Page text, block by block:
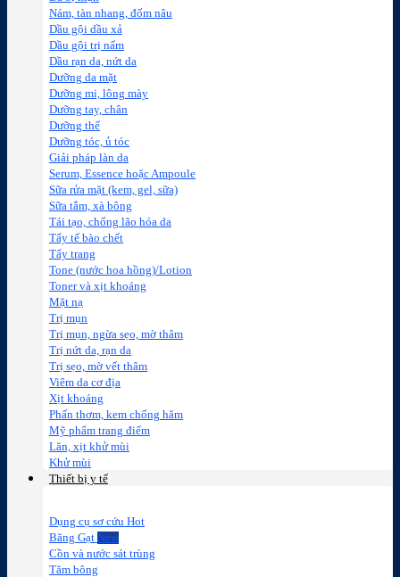
Nám, tàn nhang, đốm nâu
Dầu gội dầu xả
Dầu gội trị nấm
Dầu rạn da, nứt da
Dưỡng da mặt
Dưỡng mi, lông mày
Dưỡng tay, chân
Dưỡng thể
Dưỡng tóc, ủ tóc
Giải pháp làn da
Serum, Essence hoặc Ampoule
Sữa rửa mặt (kem, gel, sữa)
Sữa tắm, xà bông
Tái tạo, chống lão hóa da
Tẩy tế bào chết
Tẩy trang
Tone (nước hoa hồng)/Lotion
Toner và xịt khoáng
Mặt nạ
Trị mụn
Trị mụn, ngừa sẹo, mờ thâm
Trị nứt da, rạn da
Trị sẹo, mờ vết thâm
Viêm da cơ địa
Xịt khoáng
Phấn thơm, kem chống hăm
Mỹ phẩm trang điểm
Lăn, xịt khử mùi
Khử mùi
Thiết bị y tế
Dụng cụ sơ cứu
Băng Gạt
Cồn và nước sát trùng
Tăm bông